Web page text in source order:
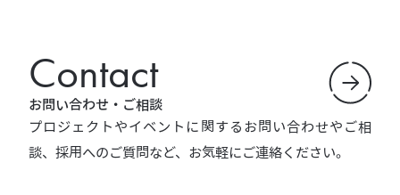
Contact
お問い合わせ・ご相談
プロジェクトやイベントに関するお問い合わせやご相
談、採用へのご質問など、お気軽にご連絡ください。